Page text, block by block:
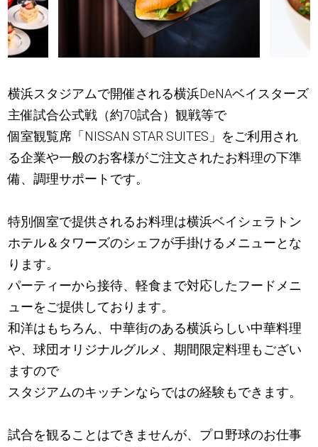
横浜スタジアムで開催される横浜DeNAベイスターズ
主催試合公式戦（約70試合）観戦等で
個室観覧席「NISSAN STAR SUITES」をご利用され
る企業や一般のお客様がご注文されたお料理の下準
備、調理サポートです。
特別個室で提供されるお料理は横浜ベイシェラトン
ホテル＆タワーズのシェフが手掛けるメニューとな
ります。
パーティーから接待、軽食まで対応したフードメニ
ューをご提供しております。
和洋はもちろん、中華街のある横浜らしい中華料理
や、球団オリジナルグルメ、期間限定料理もござい
ますので
スタジアムのキッチンならではの経験もできます。
試合を観ることはできませんが、プロ野球のお仕事